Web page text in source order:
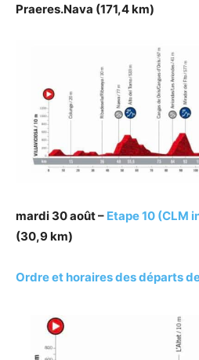
Praeres.Nava (171,4 km)
mardi 30 août – Etape 10 (CLM
(30,9 km)
Ordre et horaires des départs